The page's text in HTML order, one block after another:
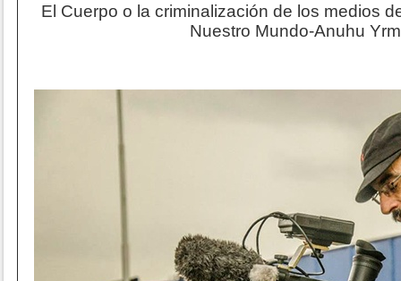
El Cuerpo o la criminalización de los medios
Nuestro Mundo-Anuhu